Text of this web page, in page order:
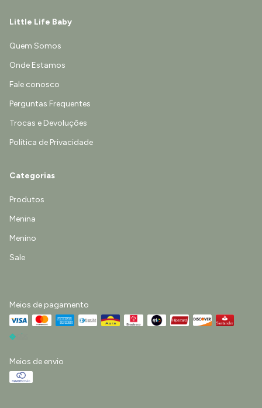
Little Life Baby
Quem Somos
Onde Estamos
Fale conosco
Perguntas Frequentes
Trocas e Devoluções
Política de Privacidade
Categorias
Produtos
Menina
Menino
Sale
Meios de pagamento
Meios de envio